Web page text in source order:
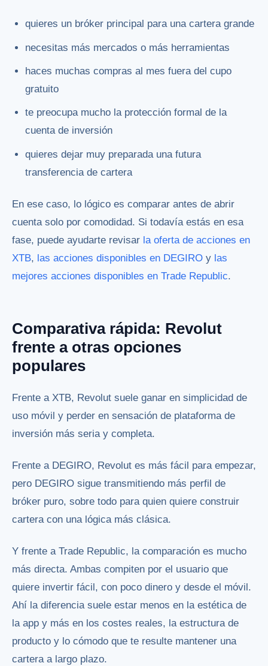
quieres un bróker principal para una cartera grande
necesitas más mercados o más herramientas
haces muchas compras al mes fuera del cupo
gratuito
te preocupa mucho la protección formal de la
cuenta de inversión
quieres dejar muy preparada una futura
transferencia de cartera
En ese caso, lo lógico es comparar antes de abrir
cuenta solo por comodidad. Si todavía estás en esa
fase, puede ayudarte revisar la oferta de acciones en
XTB, las acciones disponibles en DEGIRO y las
mejores acciones disponibles en Trade Republic.
Comparativa rápida: Revolut
frente a otras opciones
populares
Frente a XTB, Revolut suele ganar en simplicidad de
uso móvil y perder en sensación de plataforma de
inversión más seria y completa.
Frente a DEGIRO, Revolut es más fácil para empezar,
pero DEGIRO sigue transmitiendo más perfil de
bróker puro, sobre todo para quien quiere construir
cartera con una lógica más clásica.
Y frente a Trade Republic, la comparación es mucho
más directa. Ambas compiten por el usuario que
quiere invertir fácil, con poco dinero y desde el móvil.
Ahí la diferencia suele estar menos en la estética de
la app y más en los costes reales, la estructura de
producto y lo cómodo que te resulte mantener una
cartera a largo plazo.